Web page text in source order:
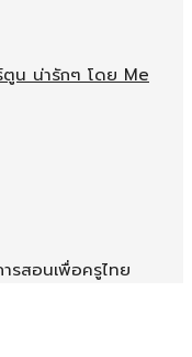
น น่ารักๆ โดย Me
รสอนเพื่อครูไทย